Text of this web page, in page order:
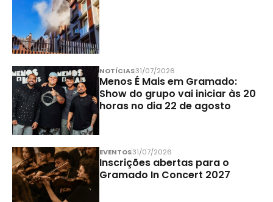
NOTÍCIAS31/07/2026
Menos É Mais em Gramado:
Show do grupo vai iniciar às 20
horas no dia 22 de agosto
EVENTOS31/07/2026
Inscrições abertas para o
Gramado In Concert 2027